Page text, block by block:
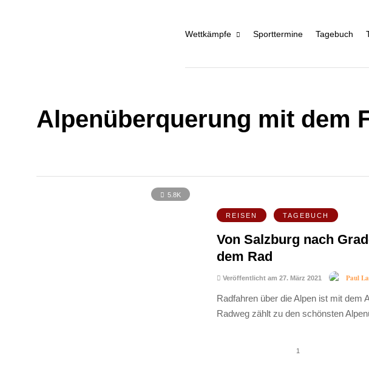
Wettkämpfe Sporttermine Tagebuch
Alpenüberquerung mit dem
5.8K
REISEN TAGEBUCH
Von Salzburg nach
dem Rad
Veröffentlicht am 27. März 2021 Paul
Radfahren über die Alpen ist mit dem
Radweg zählt zu den schönsten
1